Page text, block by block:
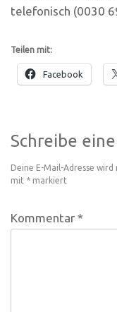
telefonisch (0030
Teilen mit:
Facebook
Schreibe
Deine E-Mail-Adresse
mit * markiert
Kommentar *